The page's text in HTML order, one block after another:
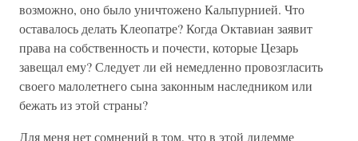
возможно, оно было уничтожено Кальпурнией. Что
оставалось делать Клеопатре? Когда Октавиан заявит
права на собственность и почести, которые Цезарь
завещал ему? Следует ли ей немедленно провозгласить
своего малолетнего сына законным наследником или
бежать из этой страны?
Для меня нет сомнений в том, что в этой дилемме